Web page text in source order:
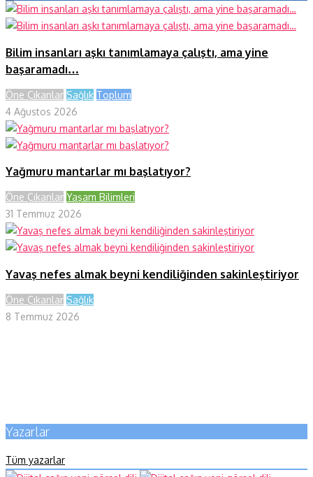
Bilim insanları aşkı tanımlamaya çalıştı, ama yine
başaramadı…
Öne Çıkanlar Sağlık Toplum
4 Ağustos 2026
Yağmuru mantarlar mı başlatıyor?
Öne Çıkanlar Yaşam Bilimleri
31 Temmuz 2026
Yavaş nefes almak beyni kendiliğinden sakinleştiriyor
Öne Çıkanlar Sağlık
8 Temmuz 2026
Yazarlar
Tüm yazarlar